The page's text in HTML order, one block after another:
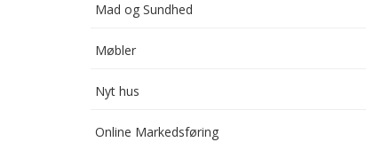
Mad og Sundhed
Møbler
Nyt hus
Online Markedsføring